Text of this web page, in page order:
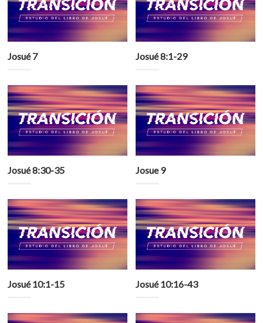
Josué 7 Josué 8:1-29
Josué 8:30-35 Josue 9
Josué 10:1-15 Josué 10:16-43